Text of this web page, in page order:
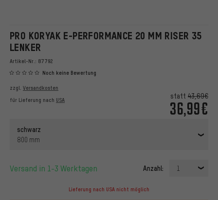
PRO KORYAK E-PERFORMANCE 20 MM RISER 35
LENKER
Artikel-Nr.: 87792
Noch keine Bewertung
statt 43,69€
36,99€
zzgl. Versandkosten
für Lieferung nach USA
schwarz
800 mm
Versand in 1-3 Werktagen Anzahl: 1
Lieferung nach USA nicht möglich